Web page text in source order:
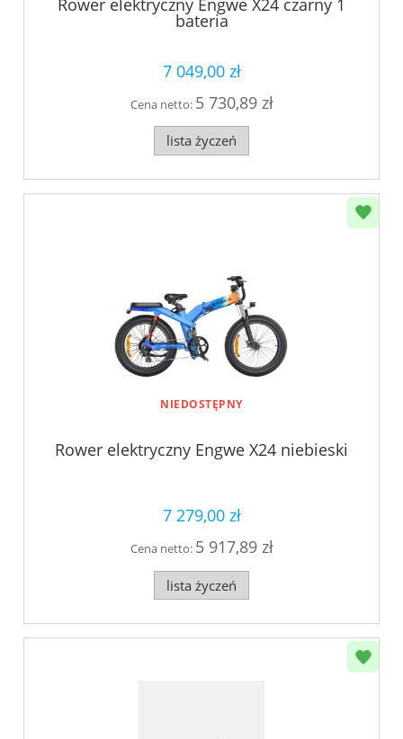
Rower elektryczny Engwe X24 czarny 1
bateria
7 049,00 zł
Cena netto: 5 730,89 zł
lista życzeń
NIEDOSTĘPNY
Rower elektryczny Engwe X24 niebieski
7 279,00 zł
Cena netto: 5 917,89 zł
lista życzeń